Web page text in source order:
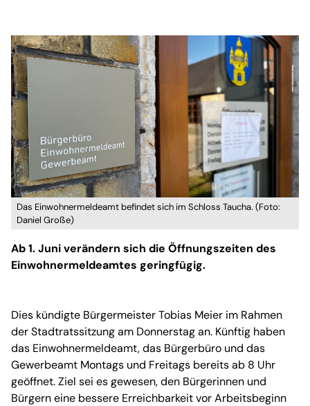
Das Einwohnermeldeamt befindet sich im Schloss Taucha. (Foto:
Daniel Große)
Ab 1. Juni verändern sich die Öffnungszeiten des
Einwohnermeldeamtes geringfügig.
Dies kündigte Bürgermeister Tobias Meier im Rahmen
der Stadtratssitzung am Donnerstag an. Künftig haben
das Einwohnermeldeamt, das Bürgerbüro und das
Gewerbeamt Montags und Freitags bereits ab 8 Uhr
geöffnet. Ziel sei es gewesen, den Bürgerinnen und
Bürgern eine bessere Erreichbarkeit vor Arbeitsbeginn